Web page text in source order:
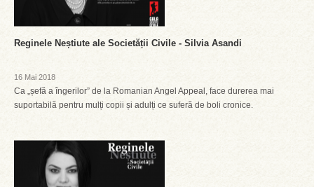
Reginele Neștiute ale Societății Civile - Silvia Asandi
16 Mai 2018
Ca „șefă a îngerilor” de la Romanian Angel Appeal, face durerea mai
suportabilă pentru mulți copii și adulți ce suferă de boli cronice.